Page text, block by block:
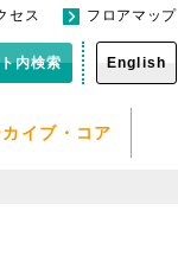
セス フロアマップ
English
カイブ・コア